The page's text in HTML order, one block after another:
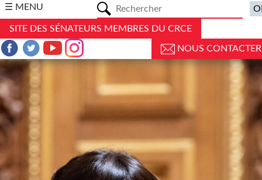
☰ MENU
SITE DES SÉNATEURS MEMBRES DU CRCE
NOUS CONTACTER